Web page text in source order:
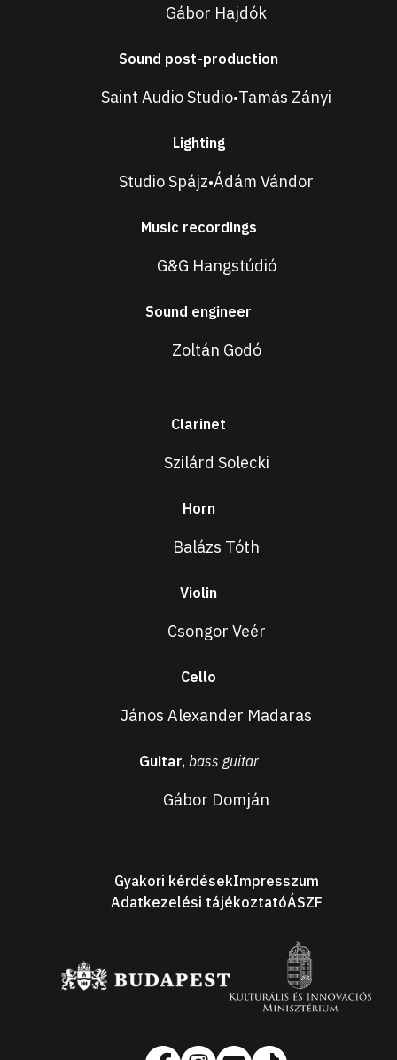
Gábor Hajdók
Sound post-production
Saint Audio Studio•Tamás Zányi
Lighting
Studio Spájz•Ádám Vándor
Music recordings
G&G Hangstúdió
Sound engineer
Zoltán Godó
Clarinet
Szilárd Solecki
Horn
Balázs Tóth
Violin
Csongor Veér
Cello
János Alexander Madaras
Guitar, bass guitar
Gábor Domján
Gyakori kérdésekImpresszum
Adatkezelési tájékoztatóÁSZF
Sponsors
Social